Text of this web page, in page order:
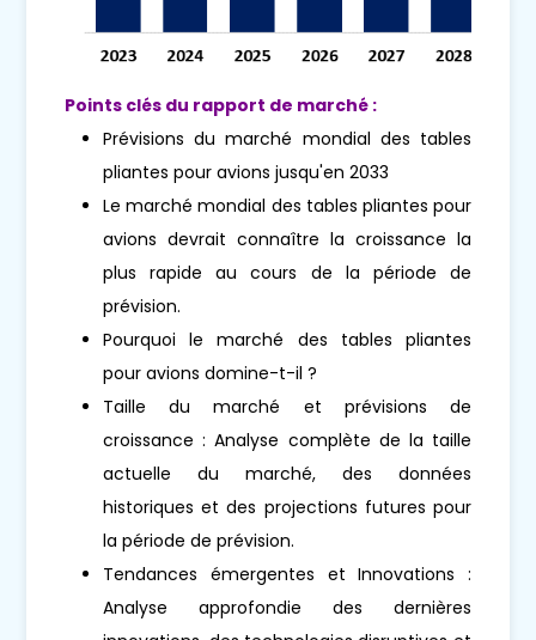
Points clés du rapport de marché :
Prévisions du marché mondial des tables
pliantes pour avions jusqu'en 2033
Le marché mondial des tables pliantes pour
avions devrait connaître la croissance la
plus rapide au cours de la période de
prévision.
Pourquoi le marché des tables pliantes
pour avions domine-t-il ?
Taille du marché et prévisions de
croissance : Analyse complète de la taille
actuelle du marché, des données
historiques et des projections futures pour
la période de prévision.
Tendances émergentes et Innovations :
Analyse approfondie des dernières